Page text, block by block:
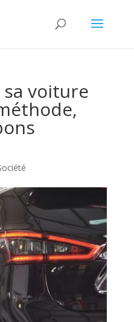
voiture